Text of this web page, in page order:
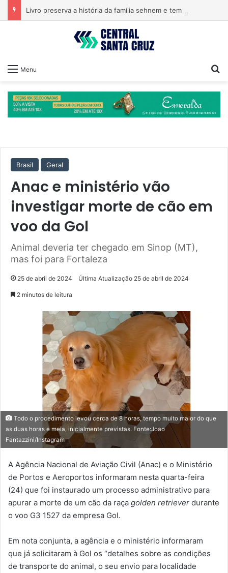
Menu
Brasil Geral
Anac e ministério vão
investigar morte de cão em
voo da Gol
Animal deveria ter chegado em Sinop (MT),
mas foi para Fortaleza
25 de abril de 2024 Última Atualização 25 de abril de 2024
2 minutos de leitura
Todo o procedimento levou cerca de 8 horas, tempo muito maior do que
as duas horas e meia, inicialmente previstas. Fonte:Joao
Fantazzini/Instagram
A Agência Nacional de Aviação Civil (Anac) e o Ministério
de Portos e Aeroportos informaram nesta quarta-feira
(24) que foi instaurado um processo administrativo para
apurar a morte de um cão da raça golden retriever durante
o voo G3 1527 da empresa Gol.
Em nota conjunta, a agência e o ministério informaram
que já solicitaram à Gol os “detalhes sobre as condições
de transporte do animal, o seu envio para localidade